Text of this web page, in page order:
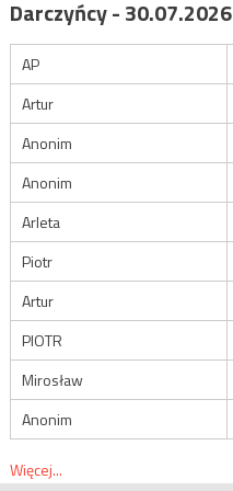
Darczyńcy - 30.07.2026
AP
Artur
Anonim
Anonim
Arleta
Piotr
Artur
PIOTR
Mirosław
Anonim
Więcej...